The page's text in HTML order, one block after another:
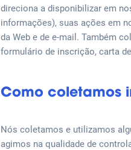
direciona a disponibilizar em
informações), suas ações em
da Web e de e-mail. Também
formulário de inscrição, carta
Como coletamos
Nós coletamos e utilizamos
agimos na qualidade de